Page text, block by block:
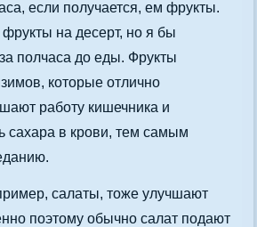
если получается, ем фрукты.
на десерт, но я бы
полчаса до еды. Фрукты
которые отлично
работу кишечника и
сахара в крови, тем самым
салаты, тоже улучшают
поэтому обычно салат подают